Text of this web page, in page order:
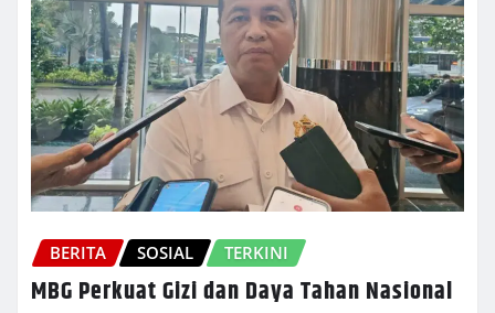
BERITA SOSIAL TERKINI
MBG Perkuat Gizi dan Daya Tahan Nasional